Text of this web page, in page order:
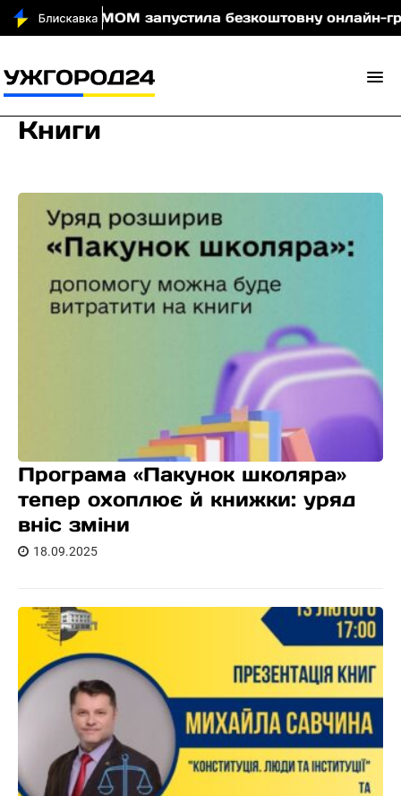
МОМ запустила безкоштовну онлайн-гру, яка
Книги
Програма «Пакунок школяра»
тепер охоплює й книжки: уряд
вніс зміни
18.09.2025